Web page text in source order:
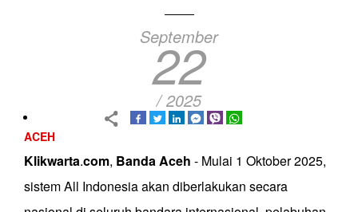
September
22
/ 2025
ACEH
Klikwarta.com, BandaAceh - Mulai 1 Oktober 2025,
sistem All Indonesia akan diberlakukan secara